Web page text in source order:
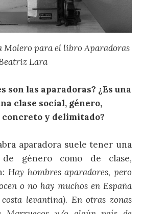
Molero para el libro Aparadoras
Lara
son las aparadoras? ¿Es una
clase social, género,
y delimitado?
aparadora suele tener una
género como de clase,
Hay hombres aparadores, pero
o no hay muchos en España
levantina). En otras zonas